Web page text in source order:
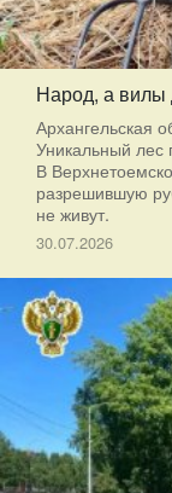
Народ, а вилы
Архангельская
Уникальный лес
В
разрешившую
не живут.
30.07.2026